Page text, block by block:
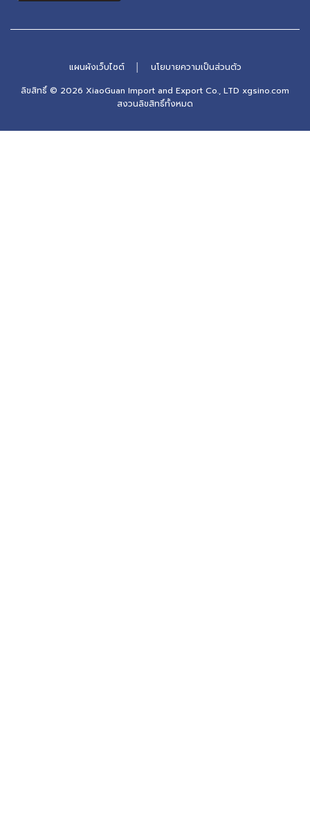
แผนผังเว็บไซต์
นโยบายความเป็นส่วนตัว
ลิขสิทธิ์ © 2026 XiaoGuan Import and Export Co., LTD xgsino.com
สงวนลิขสิทธิ์ทั้งหมด